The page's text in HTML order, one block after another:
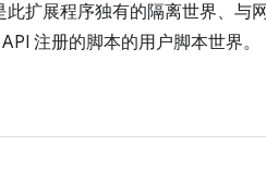
扩展程序独有的隔离世界、与
注册的脚本的用户脚本世界。